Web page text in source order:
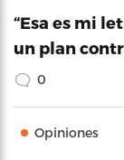
“Esa es mi
un plan
0
Opiniones